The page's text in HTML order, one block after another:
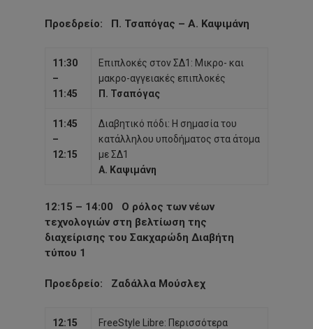
Προεδρείο: Π. Τσαπόγας – Α. Καψιμάνη
11:30
–
11:45
Επιπλοκές στον ΣΔ1: Μικρο- και
μακρο-αγγειακές επιπλοκές
Π. Τσαπόγας
11:45
–
12:15
Διαβητικό πόδι: Η σημασία του
κατάλληλου υποδήματος στα άτομα
με ΣΔ1
Α. Καψιμάνη
12:15 – 14:00 Ο ρόλος των νέων
τεχνολογιών στη βελτίωση της
διαχείρισης του Σακχαρώδη Διαβήτη
τύπου 1
Προεδρείο: Ζαδάλλα Μούσλεχ
12:15
FreeStyle Libre: Περισσότερα